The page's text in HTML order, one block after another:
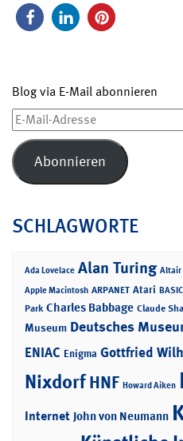
Blog via E-Mail abonnieren
E-
Mail-
Adresse
Abonnieren
SCHLAGWORTE
Ada Lovelace Alan Turing Altair
Apple Macintosh ARPANET Atari BASIC
Park Charles Babbage Claude
Museum Deutsches
ENIAC Enigma Gottfried
NixdorfHNF Howard Aiken
Internet John von Neumann